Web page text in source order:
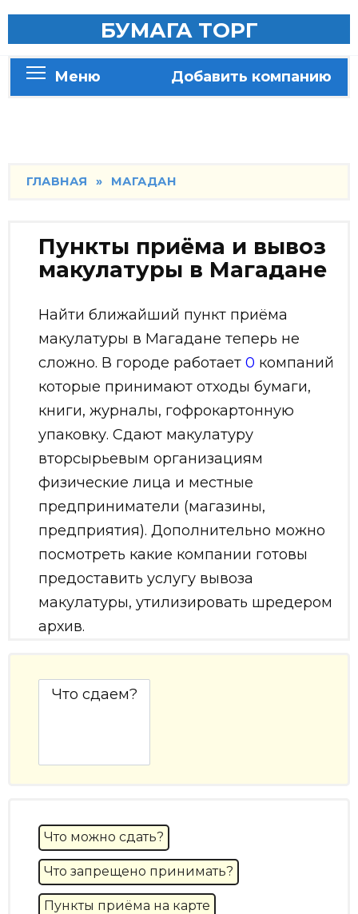
БУМАГА ТОРГ
Меню Добавить компанию
ГЛАВНАЯ » МАГАДАН
Пункты приёма и вывоз
макулатуры в Магадане
Найти ближайший пункт приёма
макулатуры в Магадане теперь не
сложно. В городе работает 0 компаний
которые принимают отходы бумаги,
книги, журналы, гофрокартонную
упаковку. Сдают макулатуру
вторсырьевым организациям
физические лица и местные
предприниматели (магазины,
предприятия). Дополнительно можно
посмотреть какие компании готовы
предоставить услугу вывоза
макулатуры, утилизировать шредером
архив.
Что можно сдать?
Что запрещено принимать?
Пункты приёма на карте